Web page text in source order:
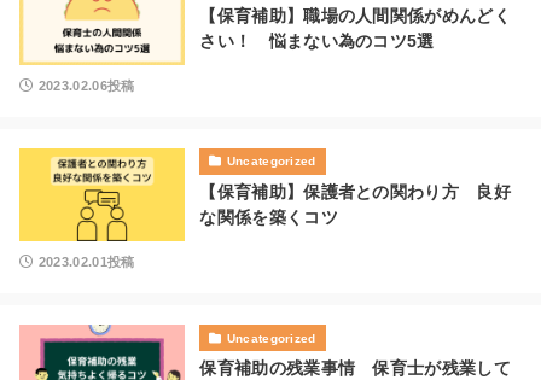
【保育補助】職場の人間関係がめんどく
さい！ 悩まない為のコツ5選
2023.02.06投稿
Uncategorized
【保育補助】保護者との関わり方 良好
な関係を築くコツ
2023.02.01投稿
Uncategorized
保育補助の残業事情 保育士が残業して